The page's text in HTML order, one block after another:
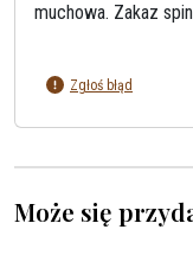
muchowa. Zakaz
Zgłoś błąd
Może się